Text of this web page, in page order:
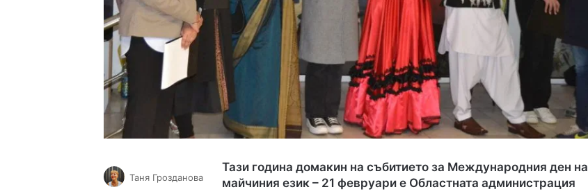
Тази година домакин на събитието за Международния ден на
майчиния език – 21 февруари е Областната администрация
Таня Грозданова